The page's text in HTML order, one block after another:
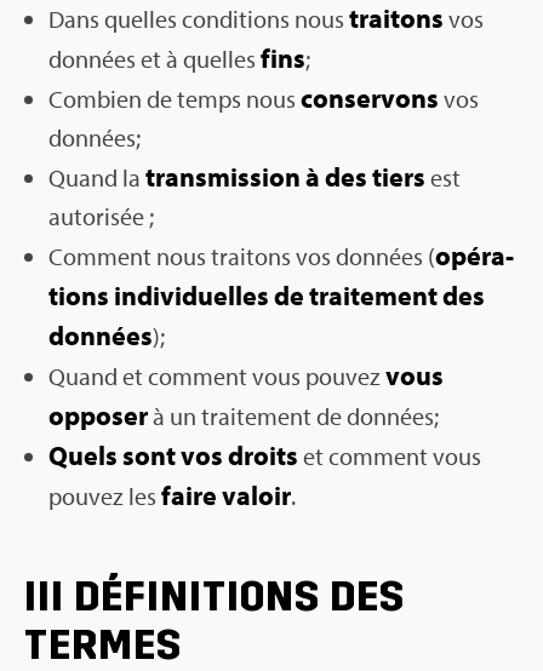
Dans quelles condi­tions nous trai­tons vos
don­nées et à quelles fins;
Com­bien de temps nous conser­vons vos
don­nées;
Quand la trans­mis­sion à des tiers est
auto­ri­sée ;
Com­ment nous trai­tons vos don­nées (opé­ra­
tions indi­vi­duelles de trai­te­ment des
don­nées);
Quand et com­ment vous pou­vezvous
oppo­serà un trai­te­ment de don­nées;
Quels sont vos droits et com­ment vous
pou­vez les faire valoir.
III DÉFI­NI­TIONS DES
TERMES